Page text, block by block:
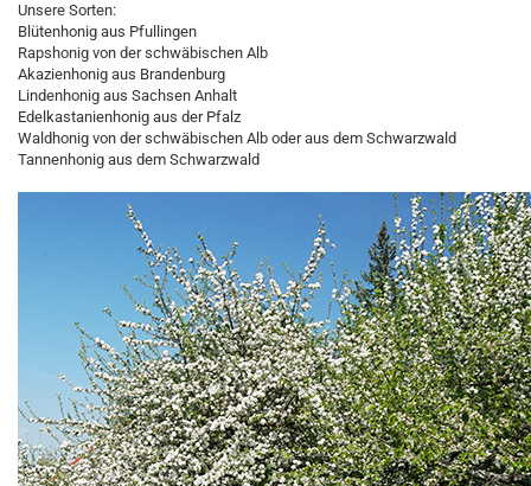
Unsere Sorten:
Blütenhonig aus Pfullingen
Rapshonig von der schwäbischen Alb
Akazienhonig aus Brandenburg
Lindenhonig aus Sachsen Anhalt
Edelkastanienhonig aus der Pfalz
Waldhonig von der schwäbischen Alb oder aus dem Schwarzwald
Tannenhonig aus dem Schwarzwald